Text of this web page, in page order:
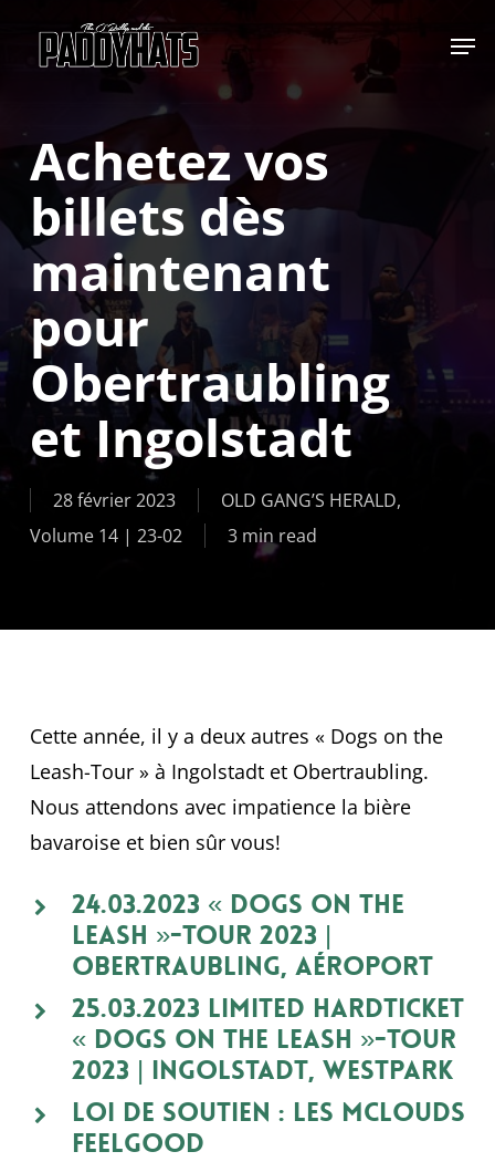
Jump to
Achetez vos
billets dès
maintenant
pour
Obertraubling
et Ingolstadt
28 février 2023 OLD GANG’S HERALD,
Volume 14 | 23-02
3 min read
Cette année, il y a deux autres « Dogs on the
Leash-Tour » à Ingolstadt et Obertraubling.
Nous attendons avec impatience la bière
bavaroise et bien sûr vous!
24.03.2023 « Dogs on the
Leash »-Tour 2023 |
Obertraubling, Aéroport
25.03.2023 Limited Hardticket
« Dogs on the Leash »-Tour
2023 | Ingolstadt, Westpark
Loi de soutien : Les McLouds
Feelgood